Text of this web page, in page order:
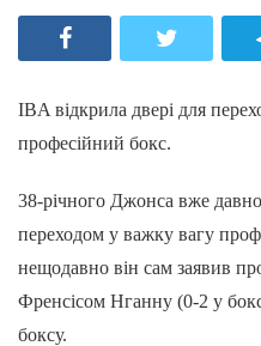
IBA відкрила двері для
професійний бокс.
38-річного Джонса вже
переходом у важку вагу
нещодавно він сам заявив
Френсісом Нганну (0-2 у
боксу.